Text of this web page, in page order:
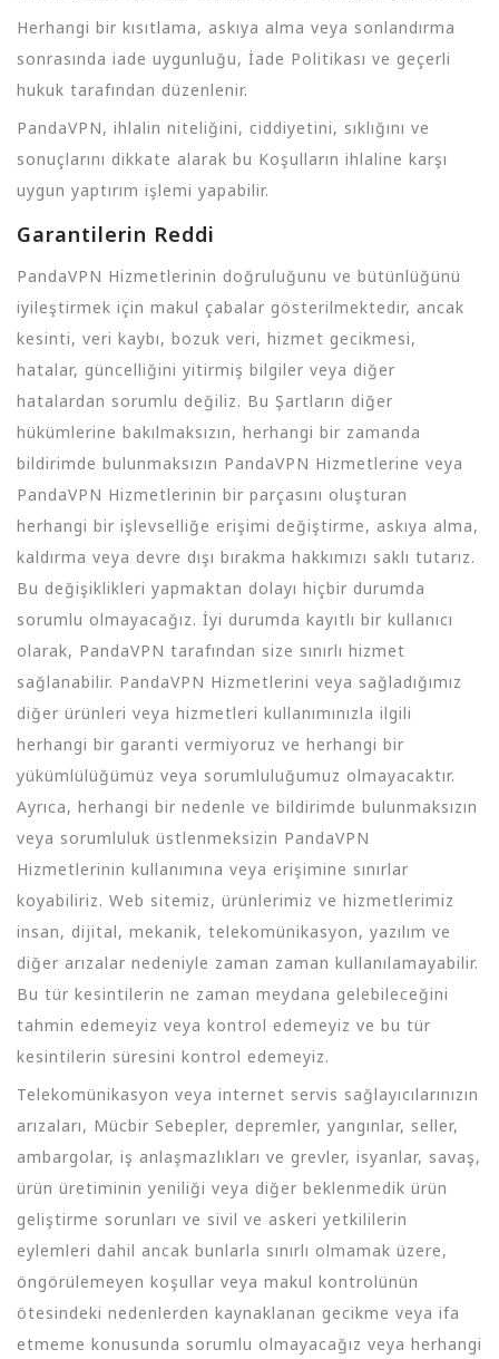
Herhangi bir kısıtlama, askıya alma veya sonlandırma
sonrasında iade uygunluğu, İade Politikası ve geçerli
hukuk tarafından düzenlenir.
PandaVPN, ihlalin niteliğini, ciddiyetini, sıklığını ve
sonuçlarını dikkate alarak bu Koşulların ihlaline karşı
uygun yaptırım işlemi yapabilir.
Garantilerin Reddi
PandaVPN Hizmetlerinin doğruluğunu ve bütünlüğünü
iyileştirmek için makul çabalar gösterilmektedir, ancak
kesinti, veri kaybı, bozuk veri, hizmet gecikmesi,
hatalar, güncelliğini yitirmiş bilgiler veya diğer
hatalardan sorumlu değiliz. Bu Şartların diğer
hükümlerine bakılmaksızın, herhangi bir zamanda
bildirimde bulunmaksızın PandaVPN Hizmetlerine veya
PandaVPN Hizmetlerinin bir parçasını oluşturan
herhangi bir işlevselliğe erişimi değiştirme, askıya alma,
kaldırma veya devre dışı bırakma hakkımızı saklı tutarız.
Bu değişiklikleri yapmaktan dolayı hiçbir durumda
sorumlu olmayacağız. İyi durumda kayıtlı bir kullanıcı
olarak, PandaVPN tarafından size sınırlı hizmet
sağlanabilir. PandaVPN Hizmetlerini veya sağladığımız
diğer ürünleri veya hizmetleri kullanımınızla ilgili
herhangi bir garanti vermiyoruz ve herhangi bir
yükümlülüğümüz veya sorumluluğumuz olmayacaktır.
Ayrıca, herhangi bir nedenle ve bildirimde bulunmaksızın
veya sorumluluk üstlenmeksizin PandaVPN
Hizmetlerinin kullanımına veya erişimine sınırlar
koyabiliriz. Web sitemiz, ürünlerimiz ve hizmetlerimiz
insan, dijital, mekanik, telekomünikasyon, yazılım ve
diğer arızalar nedeniyle zaman zaman kullanılamayabilir.
Bu tür kesintilerin ne zaman meydana gelebileceğini
tahmin edemeyiz veya kontrol edemeyiz ve bu tür
kesintilerin süresini kontrol edemeyiz.
Telekomünikasyon veya internet servis sağlayıcılarınızın
arızaları, Mücbir Sebepler, depremler, yangınlar, seller,
ambargolar, iş anlaşmazlıkları ve grevler, isyanlar, savaş,
ürün üretiminin yeniliği veya diğer beklenmedik ürün
geliştirme sorunları ve sivil ve askeri yetkililerin
eylemleri dahil ancak bunlarla sınırlı olmamak üzere,
öngörülemeyen koşullar veya makul kontrolünün
ötesindeki nedenlerden kaynaklanan gecikme veya ifa
etmeme konusunda sorumlu olmayacağız veya herhangi